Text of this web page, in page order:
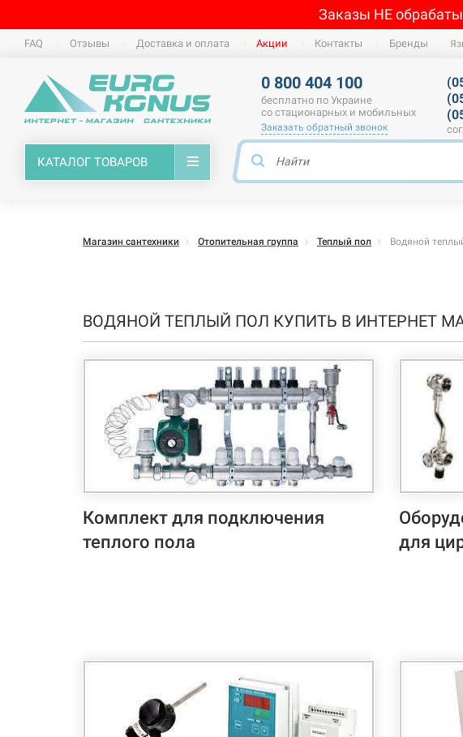
Заказы НЕ
FAQ Отзывы Доставка и оплата Акции Контакты Бренды
0 800 404 100
бесплатно по Украине
со стационарных и мобильных
Заказать обратный звонок
КАТАЛОГ ТОВАРОВ
Магазин сантехники Отопительная группа Теплый пол Водяной
ВОДЯНОЙ ТЕПЛЫЙ ПОЛ КУПИТЬ В ИНТЕРНЕТ
Комплект для подключения
теплого пола
для